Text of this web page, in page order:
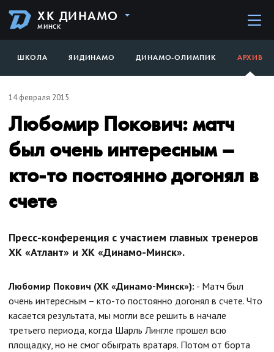
ХК ДИНАМО
МИНСК
ШКОЛА ЯИДИНАМО ДИНАМО-ОЛИМПИК АРХИВ
14 февраля 2015
Любомир Покович: матч
был очень интересным –
кто-то постоянно догонял в
счете
Пресс-конференция с участием главных тренеров
ХК «Атлант» и ХК «Динамо-Минск».
Любомир Покович (ХК «Динамо-Минск»): - Матч был
очень интересным – кто-то постоянно догонял в счете. Что
касается результата, мы могли все решить в начале
третьего периода, когда Шарль Лингле прошел всю
площадку, но не смог обыграть вратаря. Потом от борта